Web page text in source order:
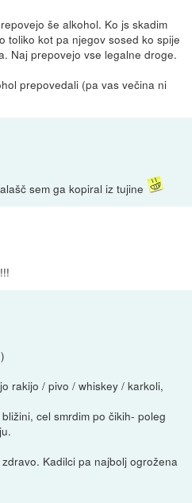
še alkohol. Ko js skadim
toliko kot pa njegov sosed ko spije
Naj prepovejo vse legalne droge.
prepovedali (pa vas večina ni
sem ga kopiral iz tujine
rakijo / pivo / whiskey / karkoli,
cel smrdim po čikih- poleg
Kadilci pa najbolj ogrožena